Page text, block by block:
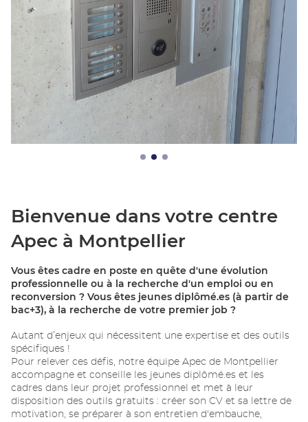
Bienvenue dans votre centre
Apec à Montpellier
Vous êtes cadre en poste en quête d'une évolution
professionnelle ou à la recherche d'un emploi ou en
reconversion ? Vous êtes jeunes diplômé.es (à partir de
bac+3), à la recherche de votre premier job ?
Autant d’enjeux qui nécessitent une expertise et des outils
spécifiques !
Pour relever ces défis, notre équipe Apec de Montpellier
accompagne et conseille les jeunes diplômé.es et les
cadres dans leur projet professionnel et met à leur
disposition des outils gratuits : créer son CV et sa lettre de
motivation, se préparer à son entretien d'embauche,